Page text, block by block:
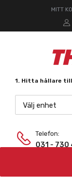
MITT
1. Hitta hållare
Välj enhet
Telefon:
031 - 730